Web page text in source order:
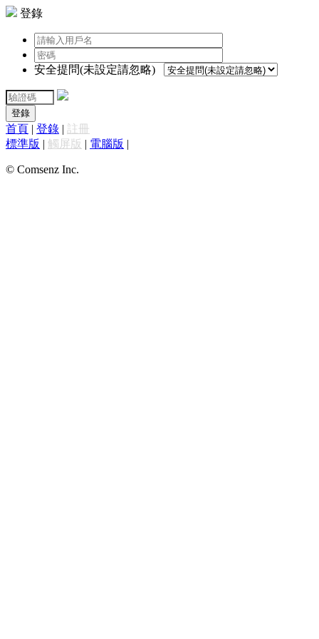
登錄
安全提問(未設定請忽略)
登錄
首頁 | 登錄 | 註冊
標準版 | 觸屏版 | 電腦版 |
© Comsenz Inc.